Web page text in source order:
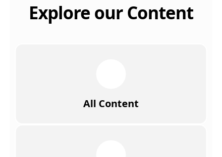
Explore our Content
All Content